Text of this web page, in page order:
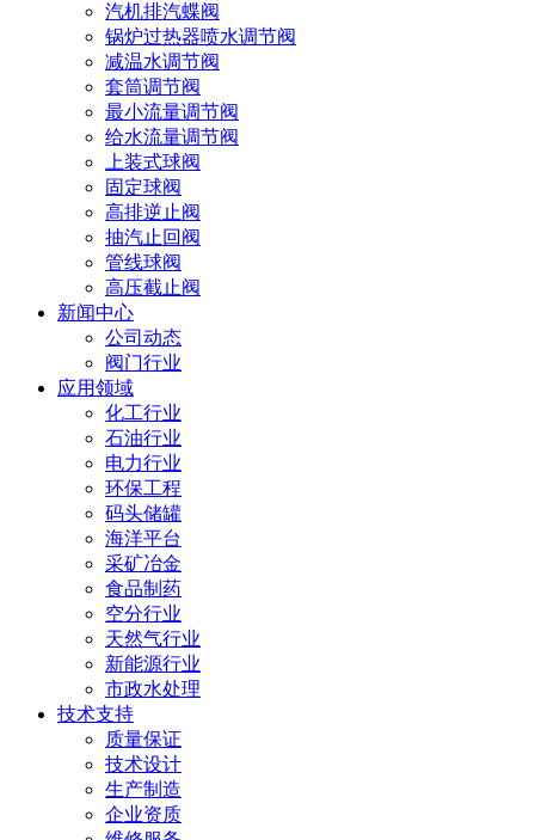
汽机排汽蝶阀
锅炉过热器喷水调节阀
减温水调节阀
套筒调节阀
最小流量调节阀
给水流量调节阀
上装式球阀
固定球阀
高排逆止阀
抽汽止回阀
管线球阀
高压截止阀
新闻中心
公司动态
阀门行业
应用领域
化工行业
石油行业
电力行业
环保工程
码头储罐
海洋平台
采矿冶金
食品制药
空分行业
天然气行业
新能源行业
市政水处理
技术支持
质量保证
技术设计
生产制造
企业资质